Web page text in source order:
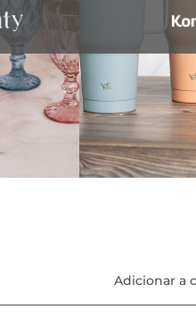
compacto e
guardar. Ideal para
dia.
Adicionar a